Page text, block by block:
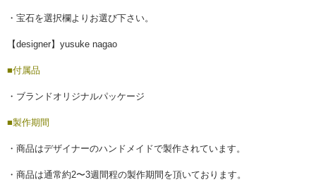
・宝石を選択欄よりお選び下さい。
【designer】yusuke nagao
■付属品
・ブランドオリジナルパッケージ
■製作期間
・商品はデザイナーのハンドメイドで製作されています。
・商品は通常約2〜3週間程の製作期間を頂いております。